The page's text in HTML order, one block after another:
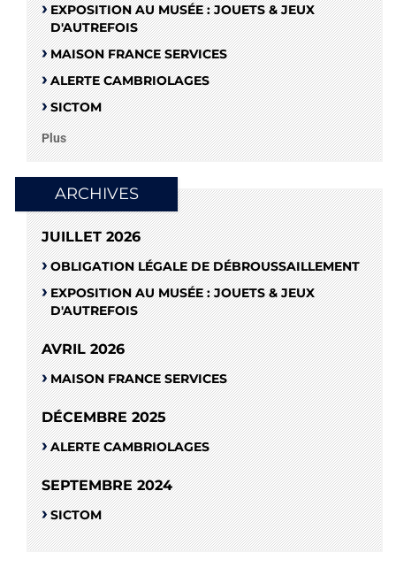
EXPOSITION AU MUSÉE : JOUETS & JEUX
D'AUTREFOIS
MAISON FRANCE SERVICES
ALERTE CAMBRIOLAGES
SICTOM
Plus
ARCHIVES
JUILLET 2026
OBLIGATION LÉGALE DE DÉBROUSSAILLEMENT
EXPOSITION AU MUSÉE : JOUETS & JEUX
D'AUTREFOIS
AVRIL 2026
MAISON FRANCE SERVICES
DÉCEMBRE 2025
ALERTE CAMBRIOLAGES
SEPTEMBRE 2024
SICTOM